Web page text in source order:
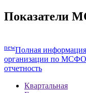
Показатели
newПолная
организации по МСФО
отчетность
Квартальная